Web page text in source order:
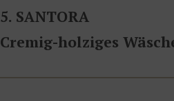
5. SANTORA
Cremig-holziges